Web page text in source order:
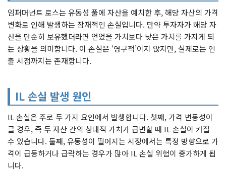
임퍼머넌트 로스는 유동성 풀에 자산을 예치한 후, 해당 자산의 가격
변화로 인해 발생하는 잠재적인 손실입니다. 만약 투자자가 해당 자
산을 단순히 보유했더라면 얻었을 가치보다 낮은 가치를 가지게 되
는 상황을 의미합니다. 이 손실은 ‘영구적’이지 않지만, 실제로는 인
출 시점까지는 존재합니다.
IL 손실 발생 원인
IL 손실은 주로 두 가지 요인에서 발생합니다. 첫째, 가격 변동성이
클 경우, 즉 두 자산 간의 상대적 가치가 급변할 때 IL 손실이 커질
수 있습니다. 둘째, 유동성이 떨어지는 시장에서는 특정 방향으로 가
격이 급등하거나 급락하는 경우가 많아 IL 손실 위험이 증가하게 됩
니다.